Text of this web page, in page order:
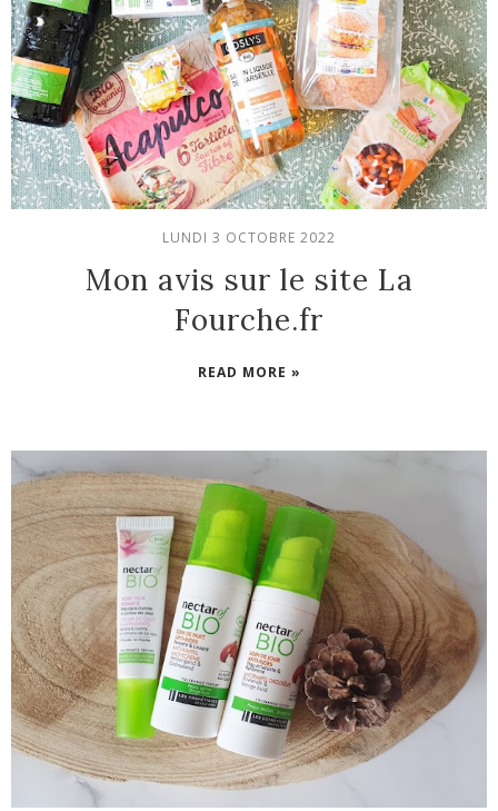
LUNDI 3 OCTOBRE 2022
Mon avis sur le site La
Fourche.fr
READ MORE »